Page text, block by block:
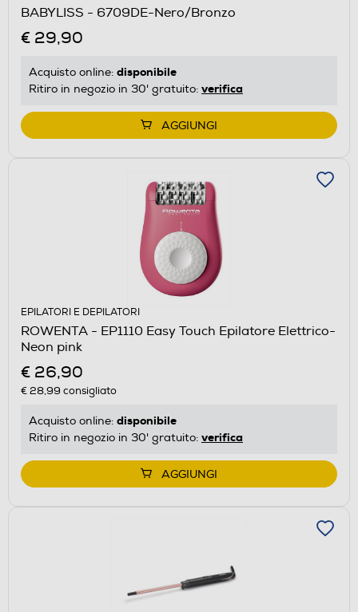
BABYLISS - 6709DE-Nero/Bronzo
€ 29,90
Acquisto online: disponibile
Ritiro in negozio in 30' gratuito: verifica
AGGIUNGI
EPILATORI E DEPILATORI
ROWENTA - EP1110 Easy Touch Epilatore Elettrico-
Neon pink
€ 26,90
€ 28,99 consigliato
Acquisto online: disponibile
Ritiro in negozio in 30' gratuito: verifica
AGGIUNGI